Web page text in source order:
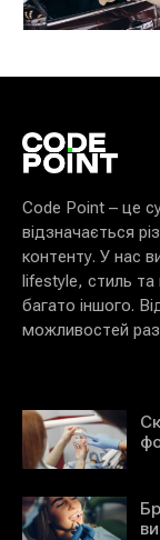
Code Point – це
відзначається
контенту. У нас
lifestyle, стиль та
багато іншого.
можливостей